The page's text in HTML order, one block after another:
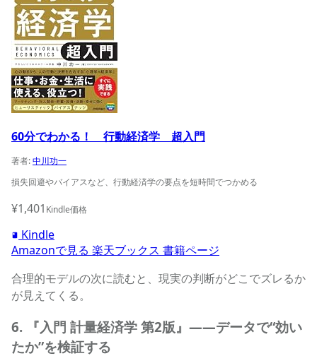
60分でわかる！ 行動経済学 超入門
著者:中川功一
損失回避やバイアスなど、行動経済学の要点を短時間でつかめる
¥1,401 Kindle価格
Kindle
Amazonで見る 楽天ブックス 書籍ページ
合理的モデルの次に読むと、現実の判断がどこでズレるか
が見えてくる。
6. 『入門 計量経済学 第2版』——データで“効い
たか”を検証する